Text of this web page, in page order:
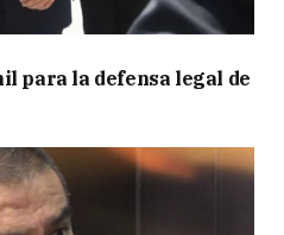
para la defensa legal de